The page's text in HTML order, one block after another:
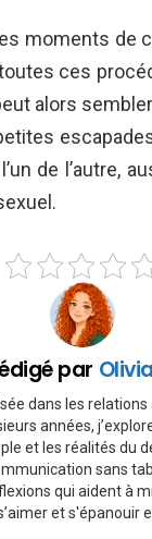
moments de
ces
alors
de l’autre,
par
dans les
années,
et les réalités du
sans
qui aident à
et s'épanouir